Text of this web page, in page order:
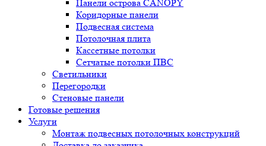
Панели острова CANOPY
Коридорные панели
Подвесная система
Потолочная плита
Кассетные потолки
Сетчатые потолки ПВС
Светильники
Перегородки
Стеновые панели
Готовые решения
Услуги
Монтаж подвесных потолочных конструкций